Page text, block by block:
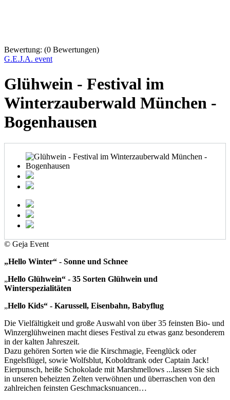
Bewertung: (0 Bewertungen)
G.E.J.A. event
Glühwein - Festival im
Winterzauberwald München -
Bogenhausen
© Geja Event
„Hello Winter“ - Sonne und Schnee
„Hello Glühwein“ - 35 Sorten Glühwein und
Winterspezialitäten
„Hello Kids“ - Karussell, Eisenbahn, Babyflug
Die Vielfältigkeit und große Auswahl von über 35 feinsten Bio- und
Winzerglühweinen macht dieses Festival zu etwas ganz besonderem
in der kalten Jahreszeit.
Dazu gehören Sorten wie die Kirschmagie, Feenglück oder
Engelsflügel, sowie Wolfsblut, Koboldtrank oder Captain Jack!
Eierpunsch, heiße Schokolade mit Marshmellows ...lassen Sie sich
in unseren beheizten Zelten verwöhnen und überraschen von den
zahlreichen feinsten Geschmacksnuancen…